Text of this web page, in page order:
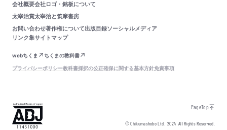
会社概要会社ロゴ・銘板について
太宰治賞太宰治と筑摩書房
お問い合わせ著作権について出版目録ソーシャルメディア
リンク集サイトマップ
webちくま
ちくまの教科書
プライバシーポリシー教科書採択の公正確保に関する基本方針免責事項
PageTop
© Chikumashobo Ltd.2024 All Rights Reserved.